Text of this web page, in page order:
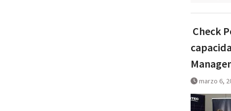
Check
marzo 6,